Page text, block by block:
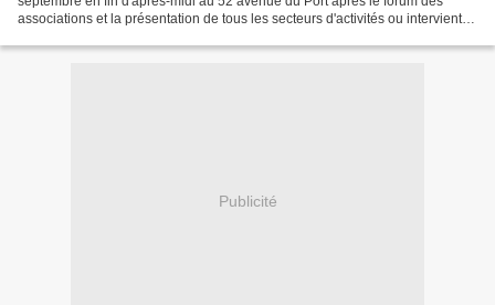
associations et la présentation de tous les secteurs d'activités ou intervient la
Publicité